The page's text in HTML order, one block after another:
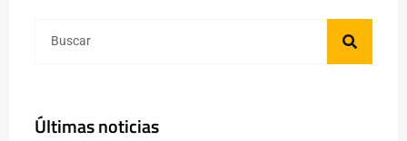
Últimas noticias